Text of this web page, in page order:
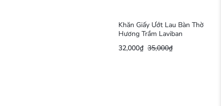
Khăn Giấy Ướt Lau Bàn Thờ
Hương Trầm Laviban
35,000₫
32,000₫